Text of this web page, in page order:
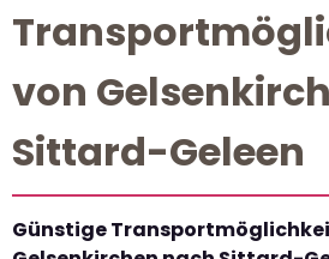
von
Sittard-Geleen
Günstige